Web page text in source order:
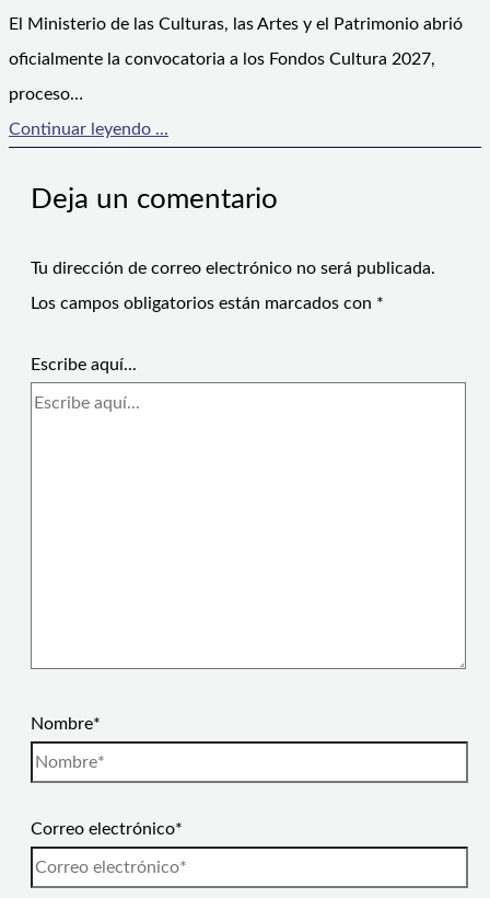
El Ministerio de las Culturas, las Artes y el Patrimonio abrió
oficialmente la convocatoria a los Fondos Cultura 2027,
proceso…
Continuar leyendo ...
Deja un comentario
Tu dirección de correo electrónico no será publicada.
Los campos obligatorios están marcados con *
Escribe aquí...
Nombre*
Correo electrónico*